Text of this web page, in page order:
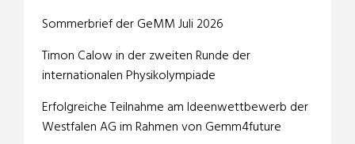
Sommerbrief der GeMM Juli 2026
Timon Calow in der zweiten Runde der
internationalen Physikolympiade
Erfolgreiche Teilnahme am Ideenwettbewerb der
Westfalen AG im Rahmen von Gemm4future